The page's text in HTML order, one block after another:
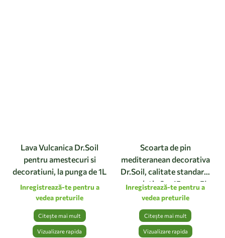
Lava Vulcanica Dr.Soil
pentru amestecuri si
decoratiuni, la punga de 1L
Inregistrează-te pentru a
vedea preturile
Citește mai mult
Vizualizare rapida
Scoarta de pin
mediteranean decorativa
Dr.Soil, calitate standard,
granulatie 8 – 15 mm, 5L
Inregistrează-te pentru a
vedea preturile
Citește mai mult
Vizualizare rapida